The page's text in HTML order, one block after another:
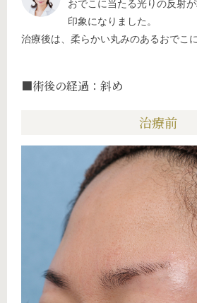
おでこに当たる光りの反射
印象になりました。
治療後は、柔らかい丸みのあるおでこ
■術後の経過：斜め
治療前